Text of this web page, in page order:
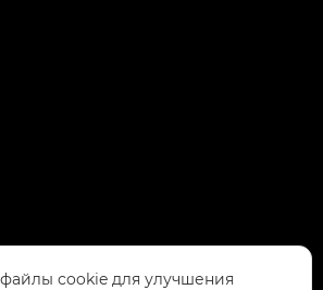
cookie для улучшения